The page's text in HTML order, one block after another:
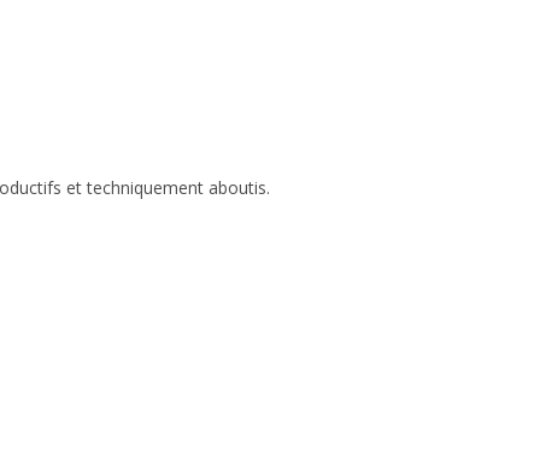
et techniquement aboutis.